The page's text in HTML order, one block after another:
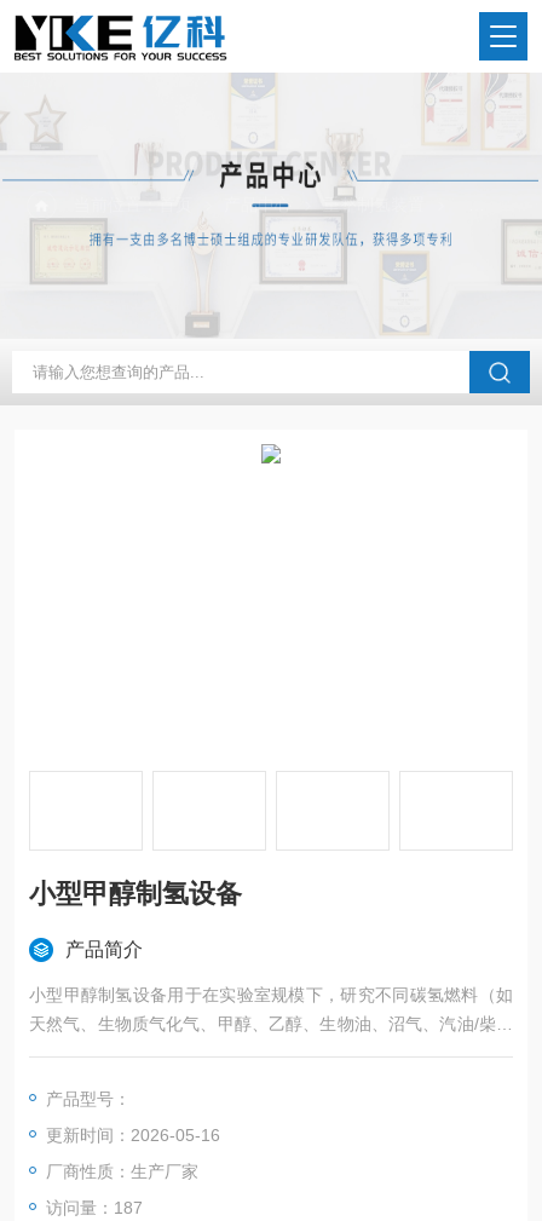
当前位置：首页 产品中心 重整制氢装置
小型甲醇制氢设备
产品简介
小型甲醇制氢设备用于在实验室规模下，研究不同碳氢燃料（如
天然气、生物质气化气、甲醇、乙醇、生物油、沼气、汽油/柴油
模拟物等）在水蒸气氛围、催化剂作用下发生重整反应制取氢气
产品型号：
更新时间：2026-05-16
厂商性质：生产厂家
访问量：187